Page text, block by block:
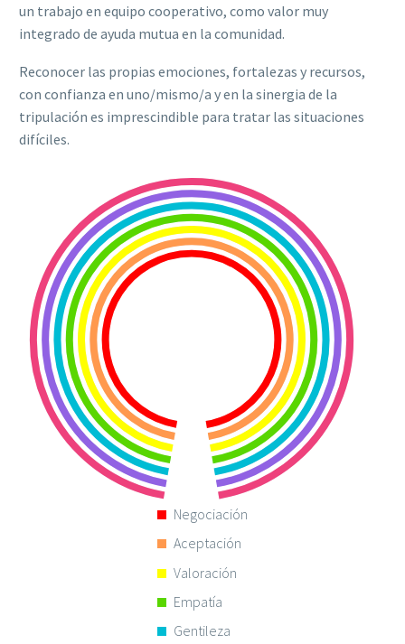
un trabajo en equipo cooperativo, como valor muy
integrado de ayuda mutua en la comunidad.
Reconocer las propias emociones, fortalezas y recursos,
con confianza en uno/mismo/a y en la sinergia de la
tripulación es imprescindible para tratar las situaciones
difíciles.
Negociación
Aceptación
Valoración
Empatía
Gentileza